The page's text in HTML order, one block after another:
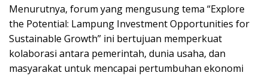
Menurutnya, forum yang mengusung tema “Explore
the Potential: Lampung Investment Opportunities for
Sustainable Growth” ini bertujuan memperkuat
kolaborasi antara pemerintah, dunia usaha, dan
masyarakat untuk mencapai pertumbuhan ekonomi